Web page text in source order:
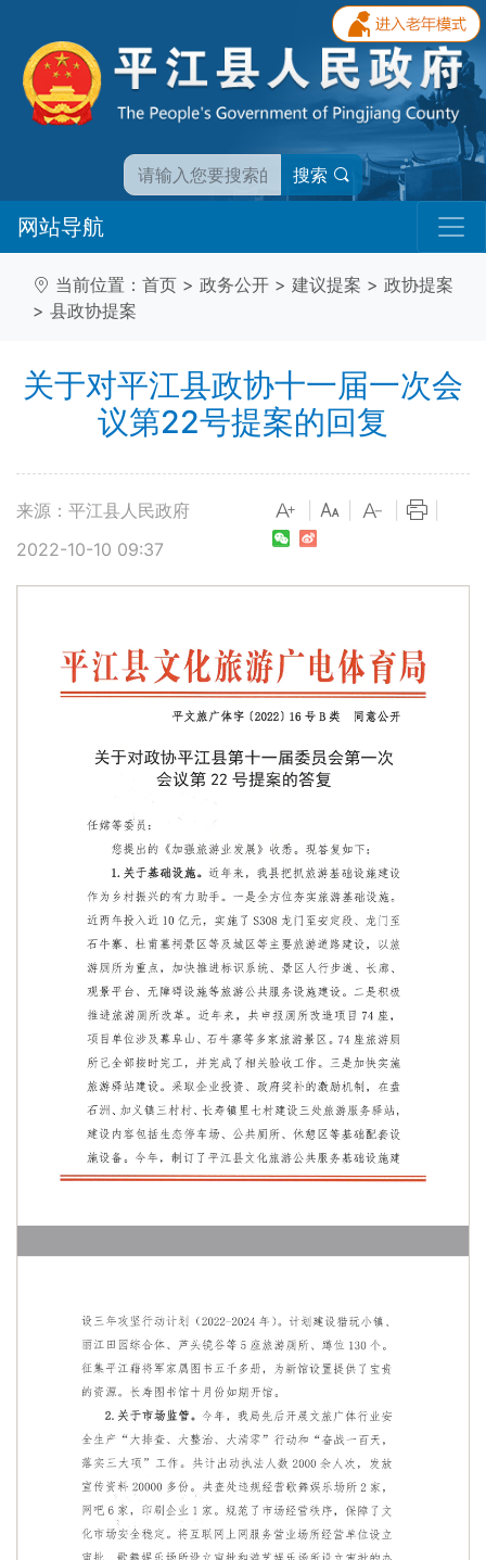
搜索
网站导航
当前位置： 首页 > 政务公开 > 建议提案 > 政协提案
> 县政协提案
关于对平江县政协十一届一次会
议第22号提案的回复
来源：平江县人民政府
2022-10-10 09:37